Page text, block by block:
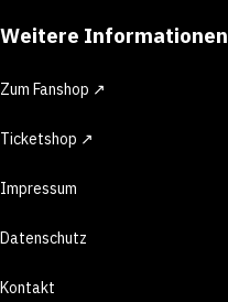
Weitere Informationen
Zum Fanshop ↗
Ticketshop ↗
Impressum
Datenschutz
Kontakt